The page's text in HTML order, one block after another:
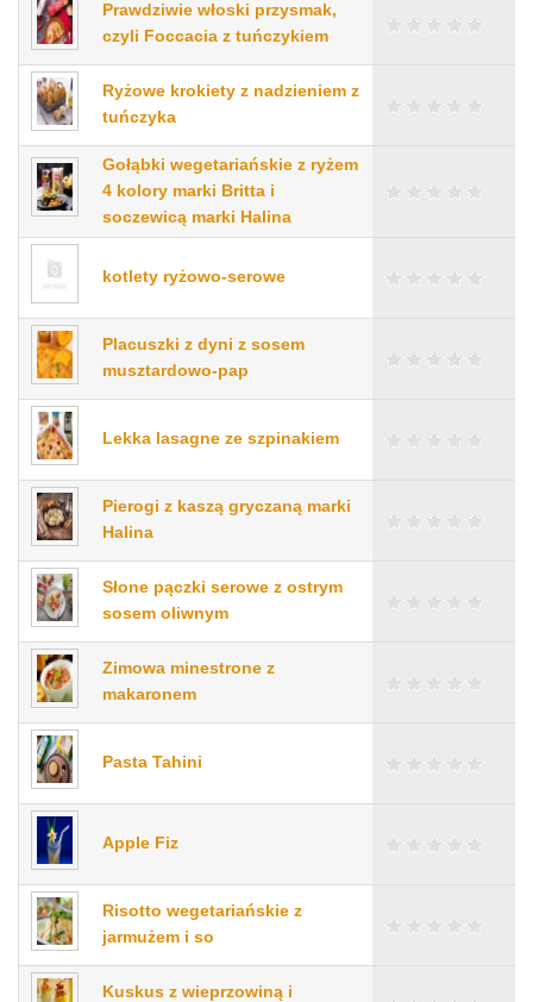
Prawdziwie włoski przysmak,
czyli Foccacia z tuńczykiem
Ryżowe krokiety z nadzieniem z
tuńczyka
Gołąbki wegetariańskie z ryżem
4 kolory marki Britta i
soczewicą marki Halina
kotlety ryżowo-serowe
Placuszki z dyni z sosem
musztardowo-pap
Lekka lasagne ze szpinakiem
Pierogi z kaszą gryczaną marki
Halina
Słone pączki serowe z ostrym
sosem oliwnym
Zimowa minestrone z
makaronem
Pasta Tahini
Apple Fiz
Risotto wegetariańskie z
jarmużem i so
Kuskus z wieprzowiną i